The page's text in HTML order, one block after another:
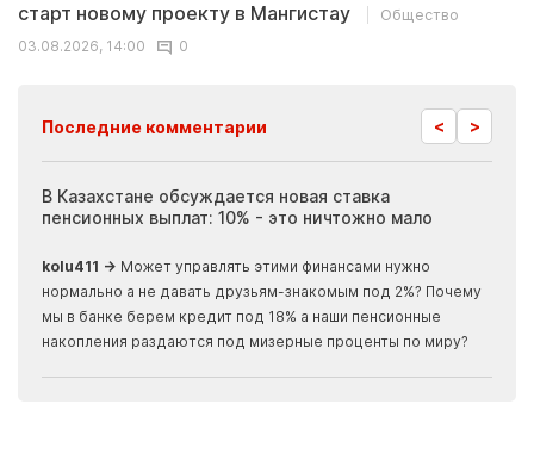
старт новому проекту в Мангистау
Общество
03.08.2026, 14:00
0
Последние комментарии < >
В Казахстане обсуждается новая ставка
пенсионных выплат: 10% - это ничтожно мало
kolu411 → Может управлять этими финансами нужно
нормально а не давать друзьям-знакомым под 2%? Почему
мы в банке берем кредит под 18% а наши пенсионные
накопления раздаются под мизерные проценты по миру?